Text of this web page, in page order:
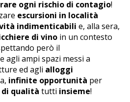
ogni rischio di contagio!
escursioni in località
indimenticabili e, alla sera,
di vino in un contesto
però il
agli ampi spazi messi a
ed agli alloggi
infinite opportunità per
qualità tutti insieme!